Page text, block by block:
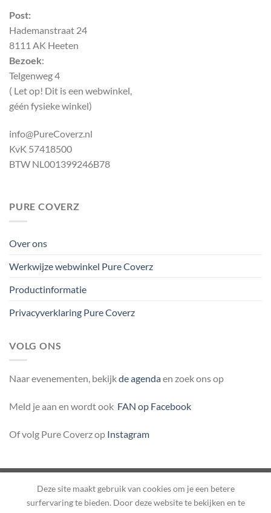
Post:
Hademanstraat 24
8111 AK Heeten
Bezoek:
Telgenweg 4
( Let op! Dit is een webwinkel,
géén fysieke winkel)
info@PureCoverz.nl
KvK 57418500
BTW NL001399246B78
PURE COVERZ
Over ons
Werkwijze webwinkel Pure Coverz
Productinformatie
Privacyverklaring Pure Coverz
VOLG ONS
Naar evenementen, bekijkde agendaen zoek ons op
Meld je aan en wordt ook FAN op Facebook
Of volg Pure Coverz op Instagram
Herroepingsverzoek indienen
Deze site maakt gebruik van cookies om je een betere
surfervaring te bieden. Door deze website te bekijken en te